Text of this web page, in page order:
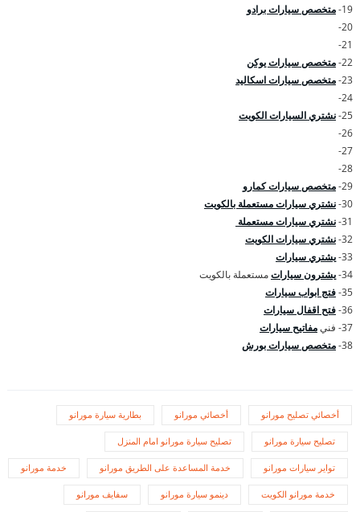
19- متخصص سيارات برادو
20-
21-
22- متخصص سيارات يوكن
23- متخصص سيارات اسكاليد
24-
25- نشتري السيارات الكويت
26-
27-
28-
29- متخصص سيارات كمارو
30- نشتري سيارات مستعملة بالكويت
31- نشتري سيارات مستعملة
32- نشتري سيارات الكويت
33- يشتري سيارات
34- يشترون سياراتمستعملة بالكويت
35- فتج ابواب سيارات
36- فتح اقفال سيارات
37- فني
مفاتيح سيارات
38- متخصص سيارات بورش
أخصائي تصليح مورانو أخصائي مورانو بطارية سيارة مورانو
تصليح سيارة مورانو تصليح سيارة مورانو امام المنزل
تواير سيارات مورانو خدمة المساعدة على الطريق مورانو خدمة مورانو
خدمة مورانو الكويت دينمو سيارة مورانو سفايف مورانو